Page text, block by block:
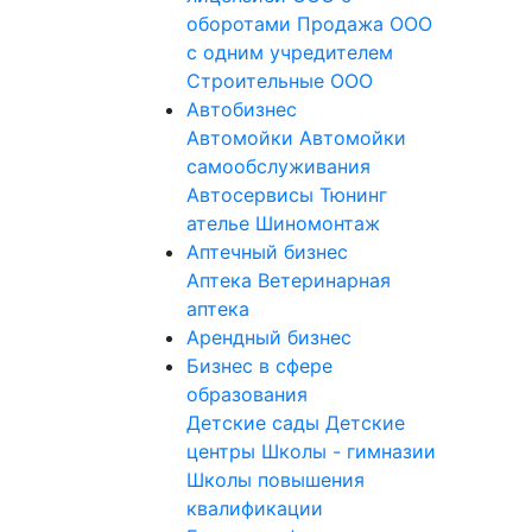
оборотами Продажа ООО
с одним учредителем
Строительные ООО
Автобизнес
Автомойки Автомойки
самообслуживания
Автосервисы Тюнинг
ателье Шиномонтаж
Аптечный бизнес
Аптека Ветеринарная
аптека
Арендный бизнес
Бизнес в сфере
образования
Детские сады Детские
центры Школы - гимназии
Школы повышения
квалификации